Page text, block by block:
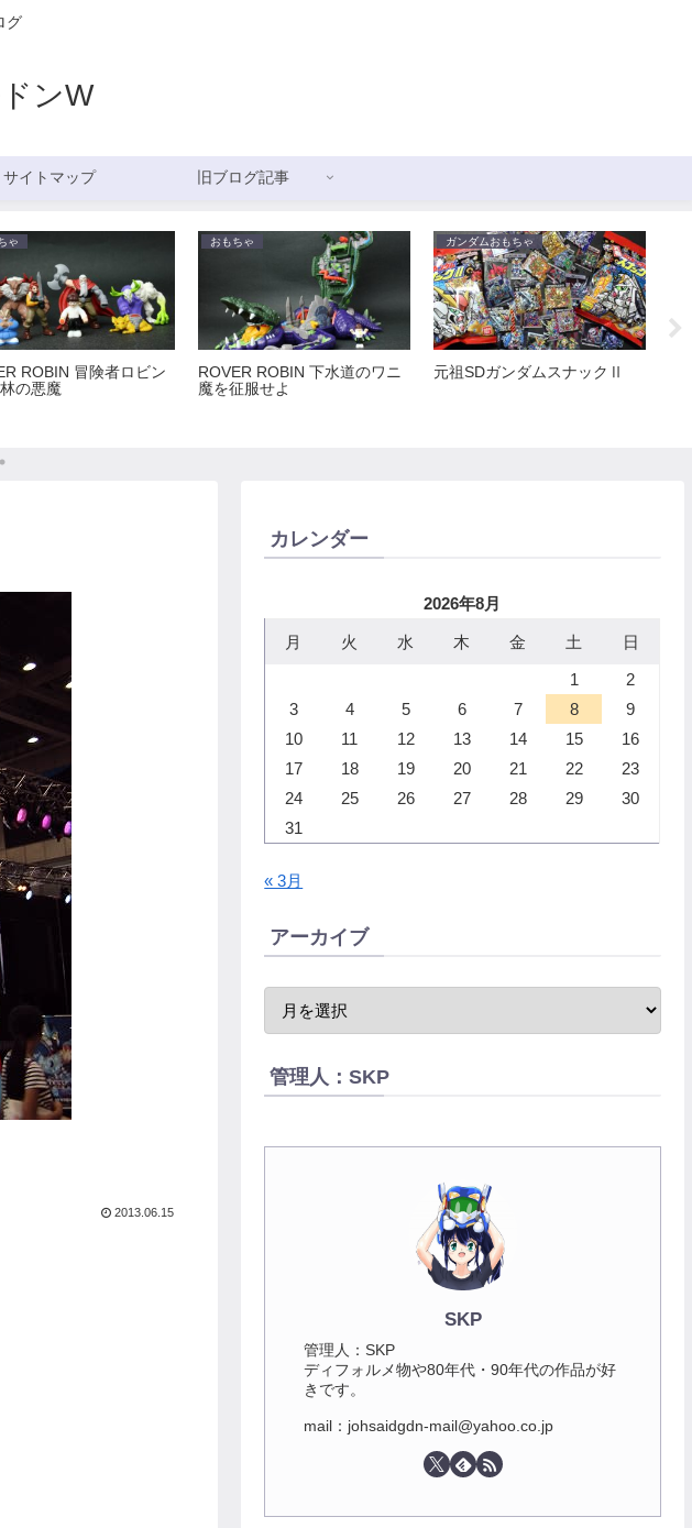
グ
ンW
サイトマップ 旧ブログ記事
ゃ
ROBIN 冒険者ロビン
の悪魔
おもちゃ
ROVER ROBIN 下水道のワニ
魔を征服せよ
ガンダムおもちゃ
元祖SDガンダムスナックⅡ
2013.06.15
カレンダー
2026年8月
月 火 水 木 金 土
日
1
2
3
4 5 6 7 8
9
10
11 12 13 14 15
16
17
18 19 20 21 22
23
24
25 26 27 28 29
30
31
« 3月
アーカイブ
管理人：SKP
SKP
管理人：SKP
ディフォルメ物や80年代・90年代の作品が好
きです。
mail：johsaidgdn-mail@yahoo.co.jp